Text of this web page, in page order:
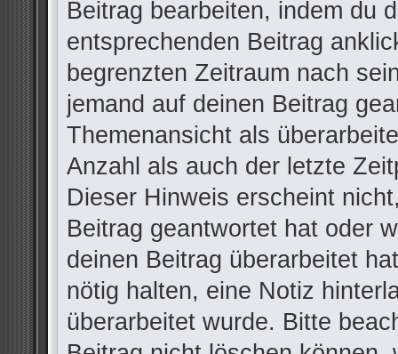
Beitrag bearbeiten, indem du
entsprechenden Beitrag
begrenzten Zeitraum nach
jemand auf deinen Beitrag
Themenansicht als
Anzahl als auch der letzte
Dieser Hinweis erscheint
Beitrag geantwortet hat oder
deinen Beitrag überarbeitet
nötig halten, eine Notiz
überarbeitet wurde. Bitte